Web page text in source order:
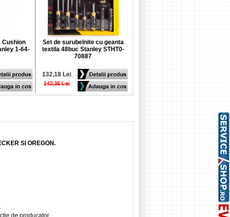
Cushion
1-64-
Set de surubelnite cu geanta
textila 48buc Stanley STHT0-
70887
132,18 Lei
142,35 Lei
SI OREGON.
de producator.